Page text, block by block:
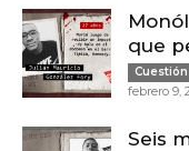
que
febrero 9,
Seis